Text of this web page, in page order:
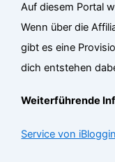
Auf diesem Portal
Wenn über die
gibt es eine
dich entstehen
Weiterführende
Service von